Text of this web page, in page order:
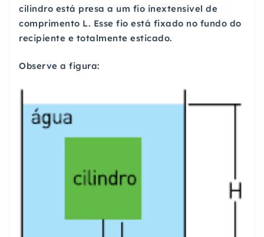
cilindro está presa a um fio inextensível de
comprimento L. Esse fio está fixado no fundo do
recipiente e totalmente esticado.
Observe a figura: